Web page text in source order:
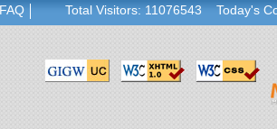
FAQ Total Visitors: 11076543 Today's